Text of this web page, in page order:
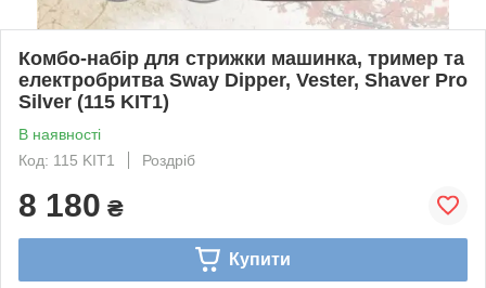
Комбо-набір для стрижки машинка, тример та
електробритва Sway Dipper, Vester, Shaver Pro
Silver (115 KIT1)
В наявності
Код: 115 KIT1
Роздріб
8 180 ₴
Купити